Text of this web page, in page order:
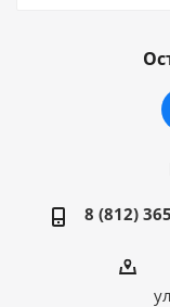
8 (812)